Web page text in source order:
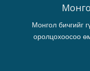
Монгол бичгийг
оролцохоосоо